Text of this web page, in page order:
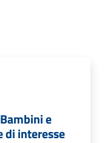
e
di interesse